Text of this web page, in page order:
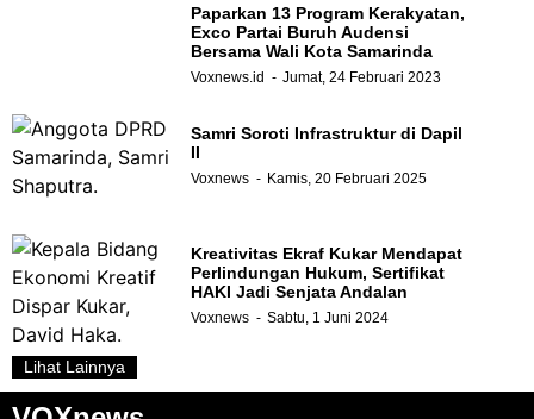
Paparkan 13 Program Kerakyatan,
Exco Partai Buruh Audensi
Bersama Wali Kota Samarinda
Voxnews.id Jumat, 24 Februari 2023
Samri Soroti Infrastruktur di Dapil
II
Voxnews Kamis, 20 Februari 2025
Kreativitas Ekraf Kukar Mendapat
Perlindungan Hukum, Sertifikat
HAKI Jadi Senjata Andalan
Voxnews Sabtu, 1 Juni 2024
Lihat Lainnya